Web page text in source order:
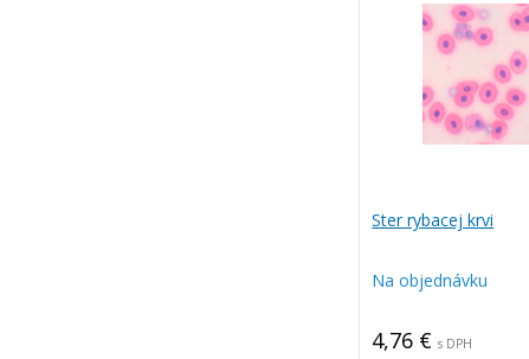
Ster rybacej krvi
Na objednávku
4,76 € s DPH